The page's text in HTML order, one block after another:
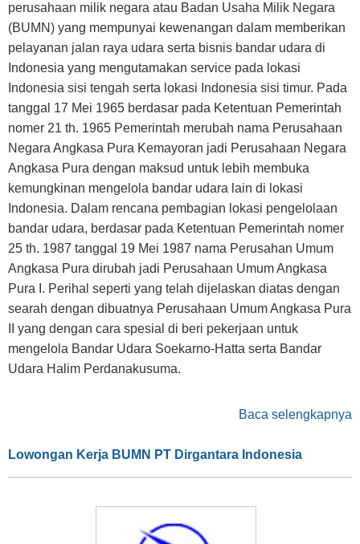
perusahaan milik negara atau Badan Usaha Milik Negara
(BUMN) yang mempunyai kewenangan dalam memberikan
pelayanan jalan raya udara serta bisnis bandar udara di
Indonesia yang mengutamakan service pada lokasi
Indonesia sisi tengah serta lokasi Indonesia sisi timur. Pada
tanggal 17 Mei 1965 berdasar pada Ketentuan Pemerintah
nomer 21 th. 1965 Pemerintah merubah nama Perusahaan
Negara Angkasa Pura Kemayoran jadi Perusahaan Negara
Angkasa Pura dengan maksud untuk lebih membuka
kemungkinan mengelola bandar udara lain di lokasi
Indonesia. Dalam rencana pembagian lokasi pengelolaan
bandar udara, berdasar pada Ketentuan Pemerintah nomer
25 th. 1987 tanggal 19 Mei 1987 nama Perusahan Umum
Angkasa Pura dirubah jadi Perusahaan Umum Angkasa
Pura I. Perihal seperti yang telah dijelaskan diatas dengan
searah dengan dibuatnya Perusahaan Umum Angkasa Pura
II yang dengan cara spesial di beri pekerjaan untuk
mengelola Bandar Udara Soekarno-Hatta serta Bandar
Udara Halim Perdanakusuma.
Baca selengkapnya
Lowongan Kerja BUMN PT Dirgantara Indonesia